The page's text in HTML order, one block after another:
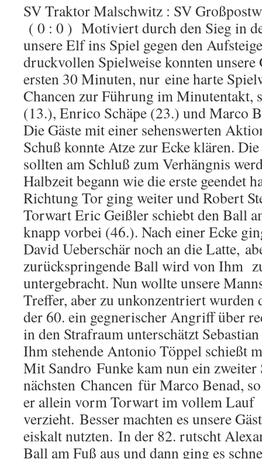
SV Traktor Malschwitz : SV
( 0 : 0 ) Motiviert durch den Sieg in
unsere Elf ins Spiel gegen den
druckvollen Spielweise konnten unsere
ersten 30 Minuten, nur eine harte
Chancen zur Führung im Minutentakt,
(13.), Enrico Schäpe (23.) und Marco
Die Gäste mit einer sehenswerten
Schuß konnte Atze zur Ecke klären.
sollten am Schluß zum Verhängnis
Halbzeit begann wie die erste geendet
Richtung Tor ging weiter und Robert
Torwart Eric Geißler schiebt den Ball
knapp vorbei (46.). Nach einer Ecke
David Ueberschär noch an die Latte,
zurückspringende Ball wird von Ihm
untergebracht. Nun wollte unsere
Treffer, aber zu unkonzentriert wurden
der 60. ein gegnerischer Angriff über
in den Strafraum unterschätzt
Ihm stehende Antonio Töppel schießt
Mit Sandro Funke kam nun ein
nächsten Chancen für Marco Benad,
er allein vorm Torwart im vollem Lauf
verzieht. Besser machten es unsere
eiskalt nutzten. In der 82. rutscht
Ball am Fuß aus und dann ging es